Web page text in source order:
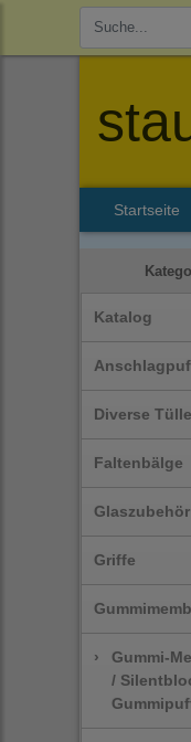
Startseite
Katalog
Diverse
Faltenbälge
Glaszubehör
Griffe
›
Gummi-
/